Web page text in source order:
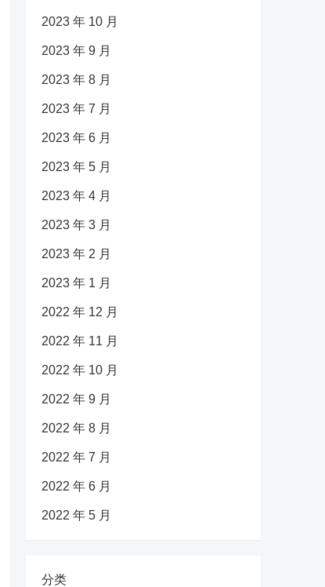
2023 年 10 月
2023 年 9 月
2023 年 8 月
2023 年 7 月
2023 年 6 月
2023 年 5 月
2023 年 4 月
2023 年 3 月
2023 年 2 月
2023 年 1 月
2022 年 12 月
2022 年 11 月
2022 年 10 月
2022 年 9 月
2022 年 8 月
2022 年 7 月
2022 年 6 月
2022 年 5 月
分类